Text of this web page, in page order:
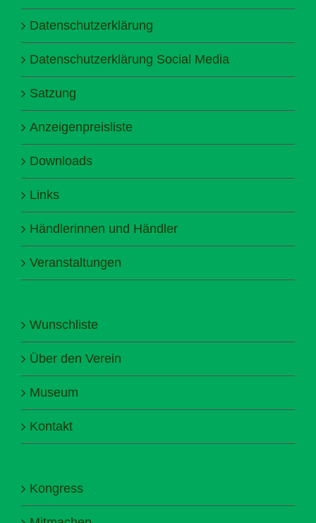
Datenschutzerklärung
Datenschutzerklärung Social Media
Satzung
Anzeigenpreisliste
Downloads
Links
Händlerinnen und Händler
Veranstaltungen
Wunschliste
Über den Verein
Museum
Kontakt
Kongress